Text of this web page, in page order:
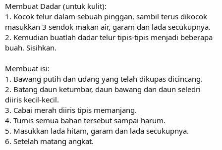
Membuat Dadar (untuk kulit):
1. Kocok telur dalam sebuah pinggan, sambil terus dikocok
masukkan 3 sendok makan air, garam dan lada secukupnya.
2. Kemudian buatlah dadar telur tipis-tipis menjadi beberapa
buah. Sisihkan.
Membuat isi:
1. Bawang putih dan udang yang telah dikupas dicincang.
2. Batang daun ketumbar, daun bawang dan daun seledri
diiris kecil-kecil.
3. Cabai merah diiris tipis memanjang.
4. Tumis semua bahan tersebut sampai harum.
5. Masukkan lada hitam, garam dan lada secukupnya.
6. Setelah matang angkat.